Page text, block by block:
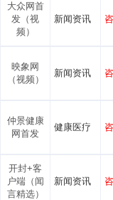
大众网首
发（视
频）
新闻资讯
映象网
（视频）
新闻资讯
仲景健康
网首发
健康医疗
开封+客
户端（闻
言精选）
新闻资讯